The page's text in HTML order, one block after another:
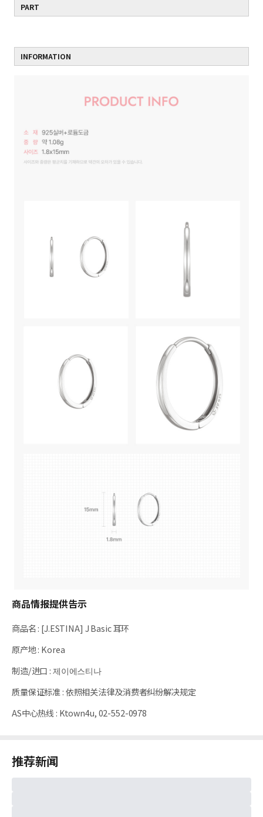
PART
INFORMATION
商品情报提供告示
商品名: [J.ESTINA] J Basic 耳环
原产地: Korea
制造/进口 :제이에스티나
质量保证标准 :依照相关法律及消费者纠纷解决规定
AS中心热线 : Ktown4u, 02-552-0978
推荐新闻